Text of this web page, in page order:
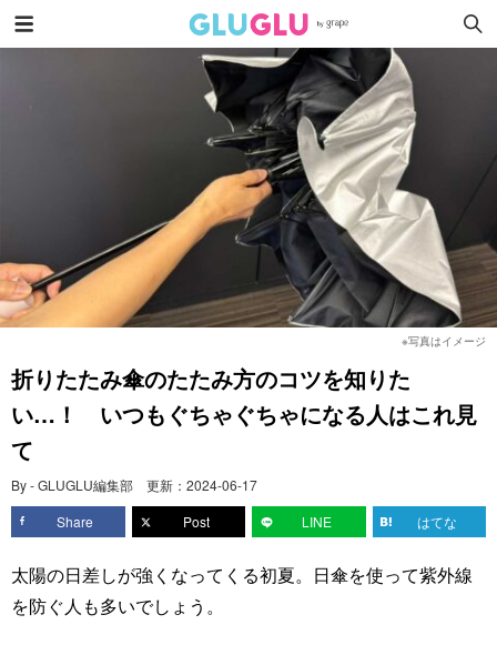
※写真はイメージ
折りたたみ傘のたたみ方のコツを知りた
い…！ いつもぐちゃぐちゃになる人はこれ見
て
By - GLUGLU編集部 更新： 2024-06-17
Share
Post LINE はてな
太陽の日差しが強くなってくる初夏。日傘を使って紫外線
を防ぐ人も多いでしょう。